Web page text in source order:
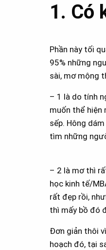
1. Có
Phần này tối
95% những
sài, mơ mộng
– 1 là do tính
muốn thể hiện
sếp. Hông
tìm những
– 2 là mơ thì
học kinh tế/
rất đẹp rồi,
thì mấy bồ đó
Đơn giản thôi
hoạch đó, tại